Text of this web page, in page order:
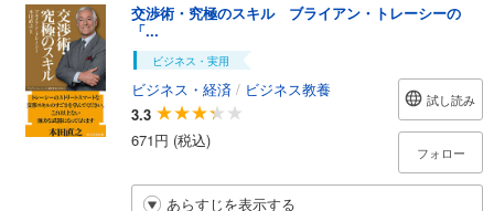
交渉術・究極のスキル ブライアン・トレーシーの
「...
ビジネス・実用
ビジネス・経済 / ビジネス教養
3.3
671円 (税込)
試し読み
フォロー
あらすじを表示する